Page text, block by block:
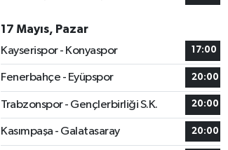
17 Mayıs, Pazar
Kayserispor - Konyaspor
17:00
Fenerbahçe - Eyüpspor 20:00
Trabzonspor - Gençlerbirliği S.K. 20:00
Kasımpaşa - Galatasaray 20:00